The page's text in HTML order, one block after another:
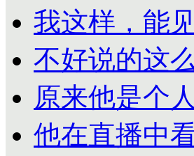
我这样，能
不好说的这
原来他是个
他在直播中